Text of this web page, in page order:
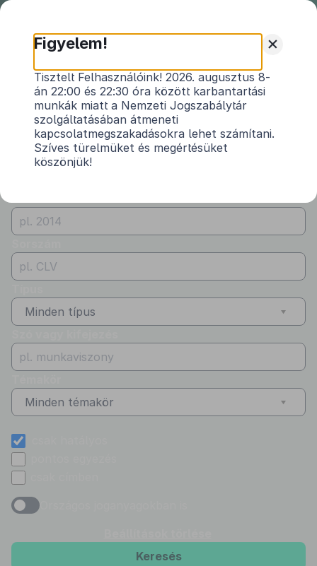
Önkormányzati
rendeletek
Önkormányzati rendeletek
Vármegye
Győr-Moson-Sopron
Kibocsátó
Jánossomorja Város Önkormányzata
Minden típus
Minden témakör
Keresés
+
Figyelem!
Tisztelt Felhasználóink! 2026. augusztus 8-
án 22:00 és 22:30 óra között karbantartási
munkák miatt a Nemzeti Jogszabálytár
szolgáltatásában átmeneti
kapcsolatmegszakadásokra lehet számítani.
Szíves türelmüket és megértésüket
köszönjük!